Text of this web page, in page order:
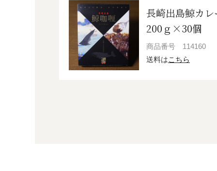
長崎出島鯨カレ
200ｇ×30個
商品番号
114160
送料はこちら